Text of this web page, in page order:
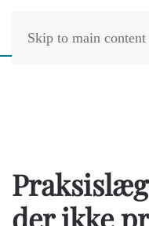
Skip to main content
der ikke